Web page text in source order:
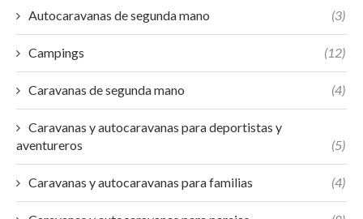
Autocaravanas de segunda mano (3)
Campings (12)
Caravanas de segunda mano (4)
Caravanas y autocaravanas para deportistas y
aventureros
(5)
Caravanas y autocaravanas para familias (4)